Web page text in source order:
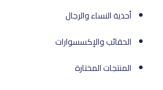
أحذية النساء والرجال
الحقائب والإكسسوارات
المنتجات المختارة